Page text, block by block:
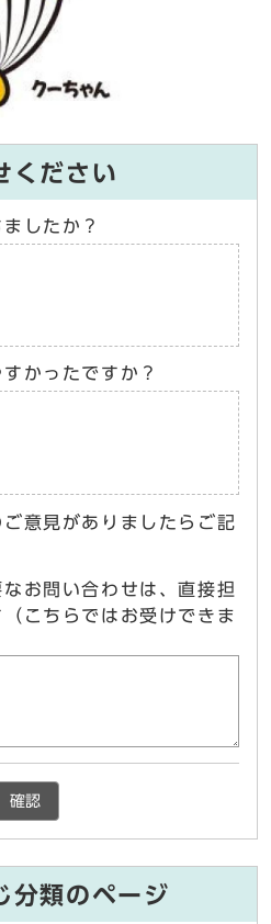
ください
したか？
かったですか？
意見がありましたらご記
なお問い合わせは、直接担
こちらではお受けできま
確認
分類のページ